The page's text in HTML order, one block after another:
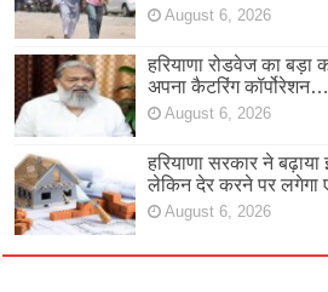
August 6, 2026
हरियाणा रोडवेज का बड़ा
अपना कैटरिंग कॉर्पोरेशन…
August 6, 2026
हरियाणा सरकार ने
लेकिन देर करने पर लगेगा
August 6, 2026